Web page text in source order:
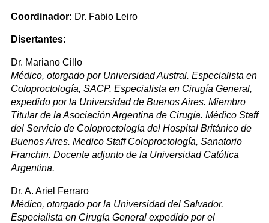
Coordinador: Dr. Fabio Leiro
Disertantes:
Dr. Mariano Cillo
Médico, otorgado por Universidad Austral. Especialista en
Coloproctología, SACP. Especialista en Cirugía General,
expedido por la Universidad de Buenos Aires. Miembro
Titular de la Asociación Argentina de Cirugía. Médico Staff
del Servicio de Coloproctología del Hospital Británico de
Buenos Aires. Medico Staff Coloproctología, Sanatorio
Franchin. Docente adjunto de la Universidad Católica
Argentina.
Dr. A. Ariel Ferraro
Médico, otorgado por la Universidad del Salvador.
Especialista en Cirugía General expedido por el